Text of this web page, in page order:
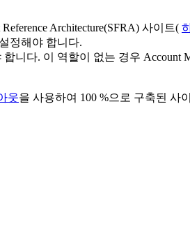
Architecture(SFRA) 사이트(
정해야 합니다.
합니다. 이 역할이 없는 경우
웃을 사용하여 100 %으로 구축된 사